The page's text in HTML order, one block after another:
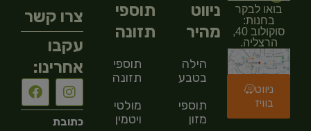
בואו לבקר
בחנות:
סוקולוב 40,
הרצליה.
ניווט
בוויז
ניווט
מהיר
הילה
בטבע
תוספי
מזון
תוספי
תזונה
תוספי
תזונה
מולטי
ויטמין
צרו קשר
עקבו
אחרינו:
כתובת